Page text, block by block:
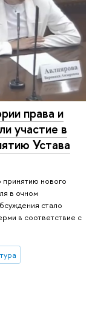
права и
участие в
Устава
принятию нового
в очном
стало
в соответствие с